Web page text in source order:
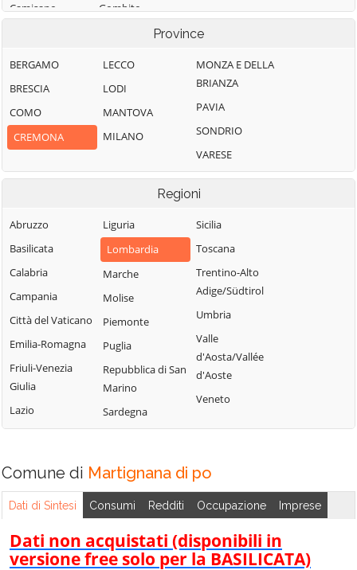
Camisano
Cantone
Cappella de'
Capralba
Uniti
Casale Cremasco-
Vidolasco
Casaletto
Sopra
Casaletto Vaprio
Casteldidone
Castelleone
Castelvisconti
Cella Dati
Gombito
Uniti
Gussola
Isola Dovarese
Martignana di
Po
Monte Cremasco
Montodine
Moscazzano
Motta Baluffi
Offanengo
Ostiano
Ponchielli
Palazzo Pignano
Pandino
Persico Dosimo
Pescarolo ed
San Bassano
San Daniele Po
San Giovanni in
Croce
San Martino del
Scandolara Ripa
Sergnano
Sesto ed Uniti
Solarolo Rainerio
Soncino
Sospiro
Spinadesco
Spineda
Torlino Vimercati
Tornata
Torre de'
Province
BERGAMO
BRESCIA
COMO
CREMONA
LECCO
LODI
MANTOVA
MILANO
MONZA E DELLA
BRIANZA
PAVIA
SONDRIO
VARESE
Regioni
Abruzzo
Basilicata
Calabria
Campania
Città del Vaticano
Emilia-Romagna
Friuli-Venezia
Giulia
Lazio
Liguria
Lombardia
Marche
Molise
Piemonte
Puglia
Repubblica di San
Marino
Sardegna
Sicilia
Toscana
Trentino-Alto
Adige/Südtirol
Umbria
Valle
d'Aosta/Vallée
d'Aoste
Veneto
Comune di Martignana di po
Dati di Sintesi Consumi Redditi Occupazione Imprese
Dati non acquistati (disponibili in
versione free solo per la BASILICATA)